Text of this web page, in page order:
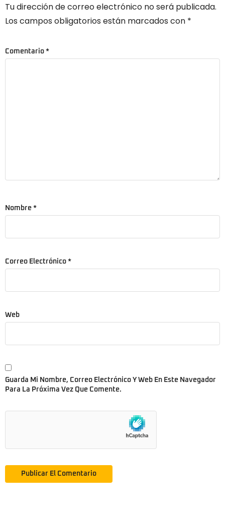
Tu dirección de correo electrónico no será publicada.
Los campos obligatorios están marcados con *
Comentario *
Nombre *
Correo Electrónico *
Web
Guarda Mi Nombre, Correo Electrónico Y Web En Este Navegador
Para La Próxima Vez Que Comente.